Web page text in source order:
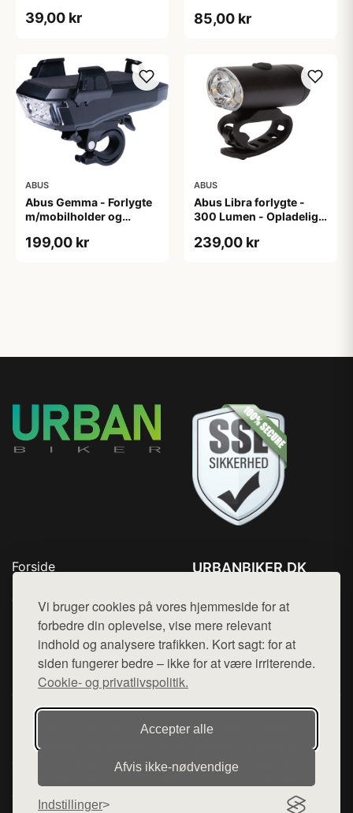
Vi bruger cookies på vores hjemmeside for at
forbedre din oplevelse, vise mere relevant
indhold og analysere trafikken. Kort sagt: for at
siden fungerer bedre – ikke for at være irriterende.
Cookie- og privatlivspolitik.
Accepter alle
Afvis ikke‑nødvendige
Indstillinger
39,00 kr 85,00 kr
ABUS
Abus Gemma - Forlygte
m/mobilholder og
opladelig
199,00 kr
ABUS
Abus Libra forlygte -
300 Lumen - Opladelig -
239,00 kr
Forside
Top Rabatter
Blog
Kontakt
URBANBIKER.DK
Mail: hej@want.dk
Cookie- og privatlivspolitik
Denne side er en del af want.dk, der udgiver en række
hjemmesider med præsentation af forskellige produkter fra
diverse webshops. Der sælges ikke varer fra denne side - vi
varerne på lager.